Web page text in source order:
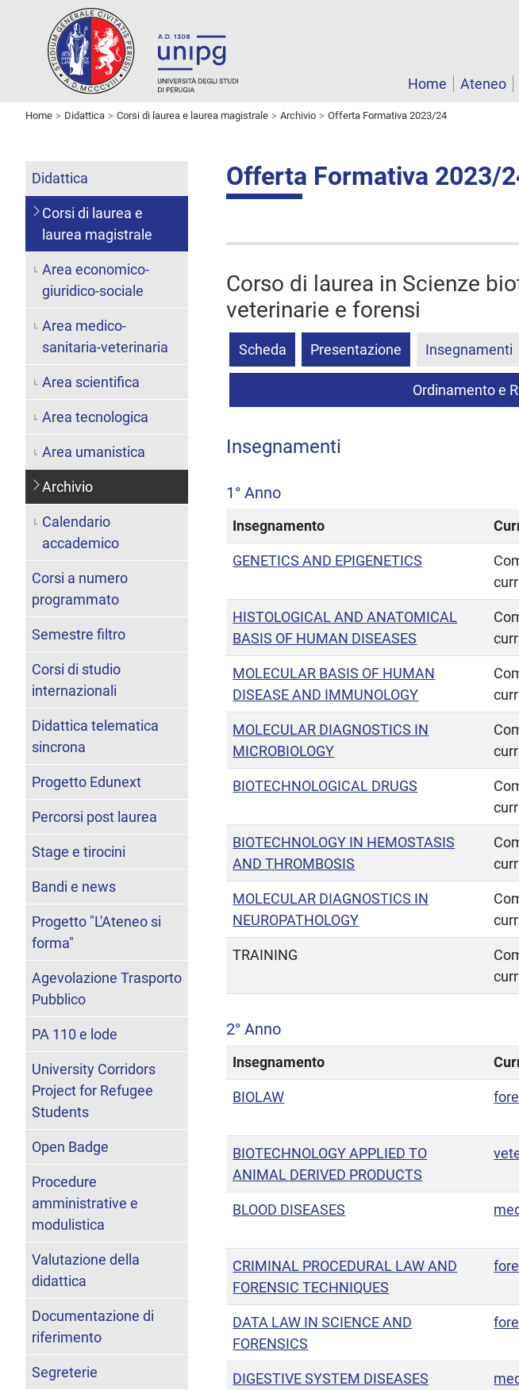
Home
Ateneo
Home Didattica Corsi di laurea e laurea magistrale Archivio Offerta Formativa 2023/24
Offerta Formativa 2023/
Corso di laurea in Scienze
veterinarie e forensi
Scheda Presentazione Insegnamenti
Ordinamento e
Insegnamenti
1° Anno
Insegnamento
GENETICS AND EPIGENETICS
HISTOLOGICAL AND ANATOMICAL
BASIS OF HUMAN DISEASES
MOLECULAR BASIS OF HUMAN
DISEASE AND IMMUNOLOGY
MOLECULAR DIAGNOSTICS IN
MICROBIOLOGY
BIOTECHNOLOGICAL DRUGS
BIOTECHNOLOGY IN HEMOSTASIS
AND THROMBOSIS
MOLECULAR DIAGNOSTICS IN
NEUROPATHOLOGY
TRAINING
2° Anno
Insegnamento
BIOLAW
BIOTECHNOLOGY APPLIED TO
ANIMAL DERIVED PRODUCTS
BLOOD DISEASES
CRIMINAL PROCEDURAL LAW AND
FORENSIC TECHNIQUES
DATA LAW IN SCIENCE AND
FORENSICS
DIGESTIVE SYSTEM DISEASES
Didattica
Corsi di laurea e
laurea magistrale
Area economico-
giuridico-sociale
Area medico-
sanitaria-veterinaria
Area scientifica
Area tecnologica
Area umanistica
Archivio
Calendario
accademico
Corsi a numero
programmato
Semestre filtro
Corsi di studio
internazionali
Didattica telematica
sincrona
Progetto Edunext
Percorsi post laurea
Stage e tirocini
Bandi e news
Progetto "L'Ateneo si
forma"
Agevolazione Trasporto
Pubblico
PA 110 e lode
University Corridors
Project for Refugee
Students
Open Badge
Procedure
amministrative e
modulistica
Valutazione della
didattica
Documentazione di
riferimento
Segreterie